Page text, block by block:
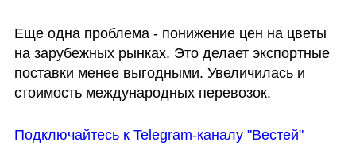
Еще одна проблема - понижение цен на цветы
на зарубежных рынках. Это делает экспортные
поставки менее выгодными. Увеличилась и
стоимость международных перевозок.
Подключайтесь к Telegram-каналу "Вестей"